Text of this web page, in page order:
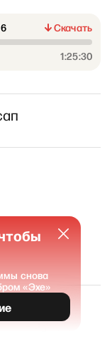
Скачать
1:25:30
снова
«Эхе»